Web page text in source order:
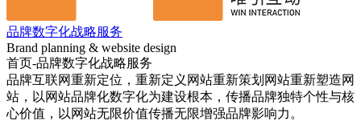
品牌数字化战略服务
Brand planning & website design
首页-品牌数字化战略服务
品牌互联网重新定位，重新定义网站重新策划网站重新塑造网
站，以网站品牌化数字化为建设根本，传播品牌独特个性与核
心价值，以网站无限价值传播无限增强品牌影响力。